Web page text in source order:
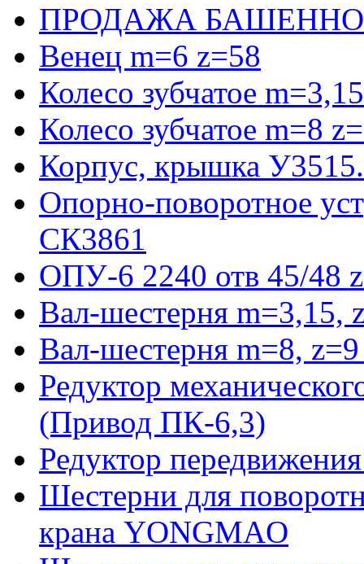
ПРОДАЖА
Венец m=6 z=58
Колесо зубчатое
Колесо зубчатое m=8
Корпус, крышка
Опорно-поворотное
СК3861
ОПУ-6 2240 отв 45/48
Вал-шестерня m=3,15,
Вал-шестерня m=8,
Редуктор
(Привод ПК-6,3)
Редуктор
Шестерни для
крана YONGMAO